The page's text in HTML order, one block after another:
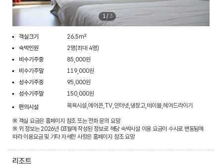
1/ 3
객실크기
26.5m²
숙박인원
2명(최대 4명)
비수기주중
85,000원
비수기주말
119,000원
성수기주중
95,000원
성수기주말
150,000원
편의시설
목욕시설,에어콘,TV,인터넷,냉장고,테이블,헤어드라이기
※ 객실 요금은 홈페이지 참조 또는 전화 문의 요망
※ 위 정보는 2026년 03월에 작성된 정보로 해당 숙박시설 이용 요금이 수시로 변동됨에
따라 이용요금 및 기타 자세한 사항은 홈페이지 참조 요망
리조트